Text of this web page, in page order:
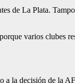
de La Plata.
varios clubes
la decisión de la